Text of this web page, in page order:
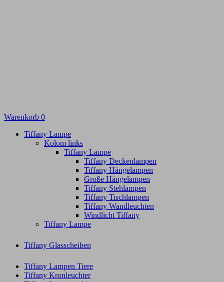
Warenkorb 0
Tiffany Lampe
Kolom links
Tiffany Lampe
Tiffany Deckenlampen
Tiffany Hängelampen
Große Hängelampen
Tiffany Stehlampen
Tiffany Tischlampen
Tiffany Wandleuchten
Windlicht Tiffany
Tiffany Lampe
Tiffany Glasscheiben
Tiffany Lampen Tiere
Tiffany Kronleuchter